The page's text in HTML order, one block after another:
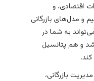
و
بازرگانی
به شما در
پتانسیل
بازرگانی،